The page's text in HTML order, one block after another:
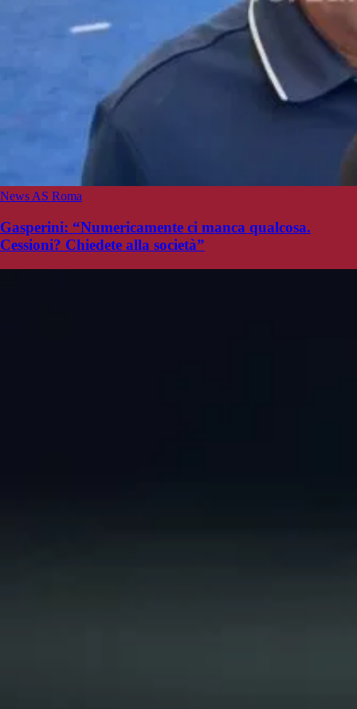
News AS Roma
Gasperini: “Numericamente ci manca qualcosa.
Cessioni? Chiedete alla società”